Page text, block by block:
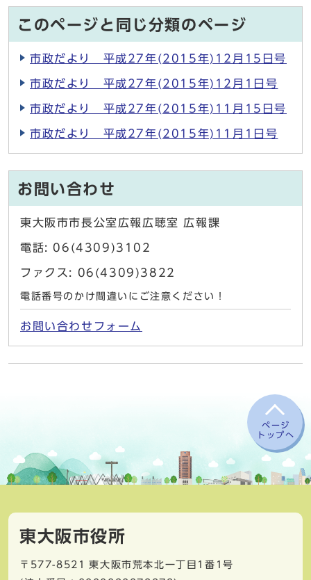
このページと同じ分類のページ
市政だより 平成27年(2015年)12月15日号
市政だより 平成27年(2015年)12月1日号
市政だより 平成27年(2015年)11月15日号
市政だより 平成27年(2015年)11月1日号
お問い合わせ
東大阪市市長公室広報広聴室 広報課
電話: 06(4309)3102
ファクス: 06(4309)3822
電話番号のかけ間違いにご注意ください！
お問い合わせフォーム
ページ
トップへ
東大阪市役所
〒577-8521
東大阪市荒本北一丁目1番1号